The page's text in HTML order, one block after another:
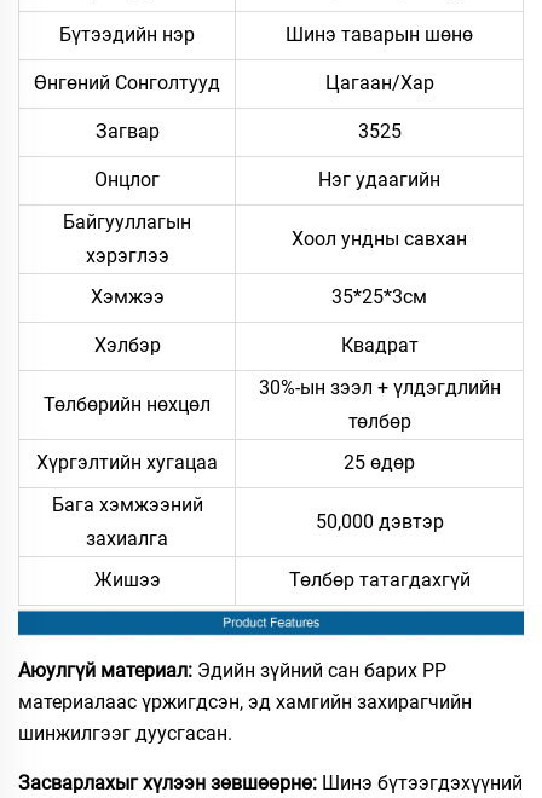
Бүтээдийн нэр Шинэ таварын шөнө
Өнгөний Сонголтууд Цагаан/Хар
Загвар 3525
Онцлог
Нэг удаагийн
Байгууллагын
хэрэглээ
Хоол ундны савхан
Хэмжээ 35*25*3см
Хэлбэр Квадрат
Төлбөрийн нөхцөл
30%-ын зээл + үлдэгдлийн
төлбөр
Хүргэлтийн хугацаа
25 өдөр
Бага хэмжээний
захиалга
50,000 дэвтэр
Жишээ Төлбөр татагдахгүй
Аюулгүй материал: Эдийн зүйний сан барих PP
материалаас үржигдсэн, эд хамгийн захирагчийн
шинжилгээг дуусгасан.
Засварлахыг хүлээн зөвшөөрнө: Шинэ бүтээгдэхүүний